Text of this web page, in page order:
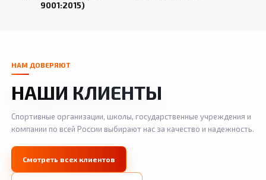
9001:2015)
НАМ ДОВЕРЯЮТ
НАШИ КЛИЕНТЫ
Спортивные организации, школы, государственные учреждения и
компании по всей России выбирают нас за качество и надежность.
Смотреть всех клиентов